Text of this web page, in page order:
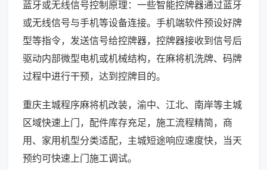
蓝牙或无线信号控制原理：一些智能控牌器通过蓝牙
或无线信号与手机等设备连接。手机端软件预设好牌
型等指令，发送信号给控牌器，控牌器接收到信号后
驱动内部微型电机或机械结构，在麻将机洗牌、码牌
过程中进行干预，达到控牌目的。
重庆主城程序麻将机改装，渝中、江北、南岸等主城
区域快速上门，配件库存充足，施工流程精简，商
用、家用机型分类适配，主城短途响应速度快，当天
预约可快速上门施工调试。